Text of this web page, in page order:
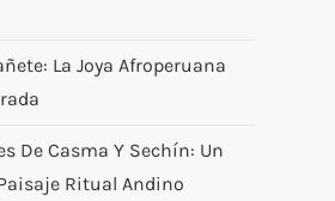
La Joya Afroperuana
De Casma Y Sechín: Un
Ritual Andino